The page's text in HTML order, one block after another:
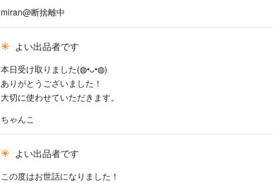
miran@断捨離中
よい出品者です
本日受け取りました(◍•ᴗ•◍)
ありがとうございました！
大切に使わせていただきます。
ちゃんこ
よい出品者です
この度はお世話になりました！